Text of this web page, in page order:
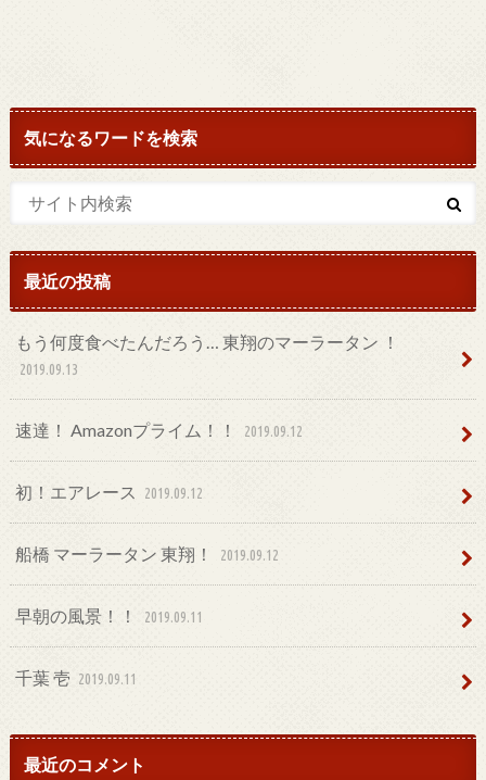
気になるワードを検索
最近の投稿
もう何度食べたんだろう… 東翔のマーラータン ！
2019.09.13
速達！ Amazonプライム！！ 2019.09.12
初！エアレース 2019.09.12
船橋 マーラータン 東翔！ 2019.09.12
早朝の風景！！ 2019.09.11
千葉 壱 2019.09.11
最近のコメント